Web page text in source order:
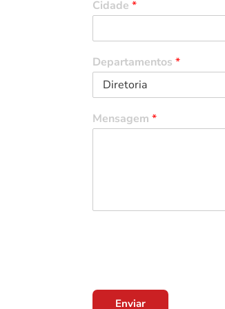
Cidade*
Departamentos*
Mensagem*
Enviar